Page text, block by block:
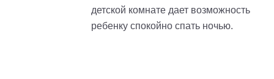
детской комнате дает возможность
ребенку спокойно спать ночью.